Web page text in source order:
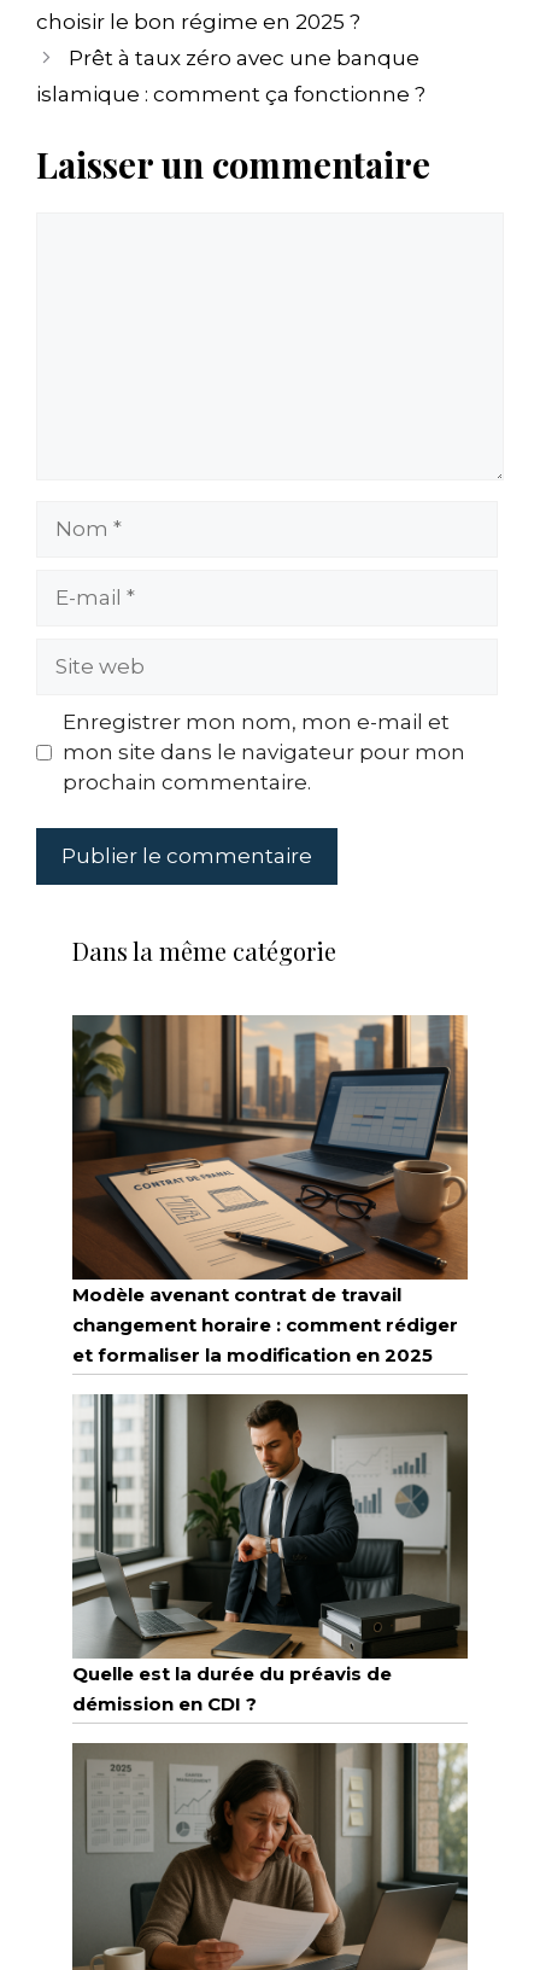
choisir le bon régime en 2025 ?
Prêt à taux zéro avec une banque
islamique : comment ça fonctionne ?
Laisser un commentaire
mail
web
Enregistrer mon nom, mon e-mail et
mon site dans le navigateur pour mon
prochain commentaire.
Dans la même catégorie
Modèle avenant contrat de travail
changement horaire : comment rédiger
et formaliser la modification en 2025
Quelle est la durée du préavis de
démission en CDI ?